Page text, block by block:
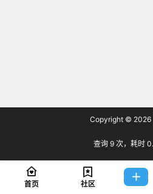
Copyright © 2026
查询 9 次，耗时
首页 社区